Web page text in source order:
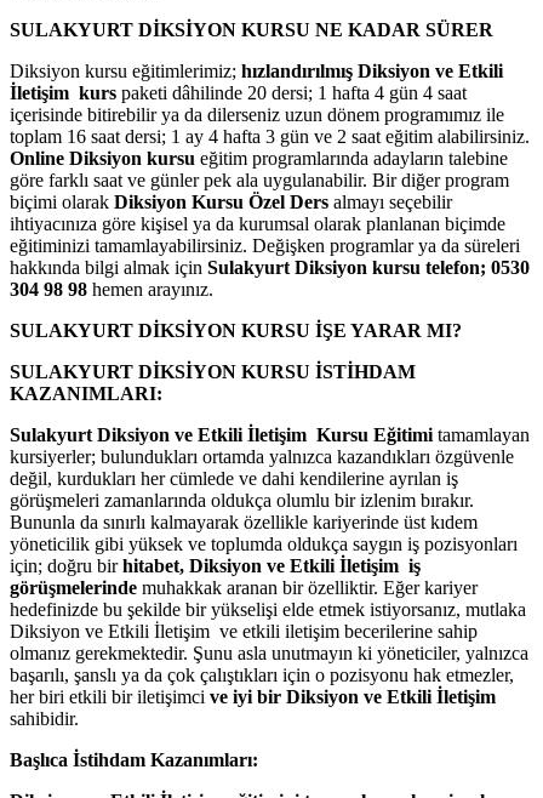
SULAKYURT DİKSİYON KURSU NE KADAR SÜRER
Diksiyon kursu eğitimlerimiz; hızlandırılmış Diksiyon ve Etkili
İletişim kurs paketi dâhilinde 20 dersi; 1 hafta 4 gün 4 saat
içerisinde bitirebilir ya da dilerseniz uzun dönem programımız ile
toplam 16 saat dersi; 1 ay 4 hafta 3 gün ve 2 saat eğitim alabilirsiniz.
Online Diksiyon kursu eğitim programlarında adayların talebine
göre farklı saat ve günler pek ala uygulanabilir. Bir diğer program
biçimi olarak Diksiyon Kursu Özel Ders almayı seçebilir
ihtiyacınıza göre kişisel ya da kurumsal olarak planlanan biçimde
eğitiminizi tamamlayabilirsiniz. Değişken programlar ya da süreleri
hakkında bilgi almak için Sulakyurt Diksiyon kursu telefon; 0530
304 98 98 hemen arayınız.
SULAKYURT DİKSİYON KURSU İŞE YARAR MI?
SULAKYURT DİKSİYON KURSU İSTİHDAM
KAZANIMLARI:
Sulakyurt Diksiyon ve Etkili İletişim Kursu Eğitimi tamamlayan
kursiyerler; bulundukları ortamda yalnızca kazandıkları özgüvenle
değil, kurdukları her cümlede ve dahi kendilerine ayrılan iş
görüşmeleri zamanlarında oldukça olumlu bir izlenim bırakır.
Bununla da sınırlı kalmayarak özellikle kariyerinde üst kıdem
yöneticilik gibi yüksek ve toplumda oldukça saygın iş pozisyonları
için; doğru birhitabet, Diksiyon ve Etkili İletişim iş
görüşmelerinde muhakkak aranan bir özelliktir. Eğer kariyer
hedefinizde bu şekilde bir yükselişi elde etmek istiyorsanız, mutlaka
Diksiyon ve Etkili İletişim ve etkili iletişim becerilerine sahip
olmanız gerekmektedir. Şunu asla unutmayın ki yöneticiler, yalnızca
başarılı, şanslı ya da çok çalıştıkları için o pozisyonu hak etmezler,
her biri etkili bir iletişimci ve iyi bir Diksiyon ve Etkili İletişim
sahibidir.
Başlıca İstihdam Kazanımları: